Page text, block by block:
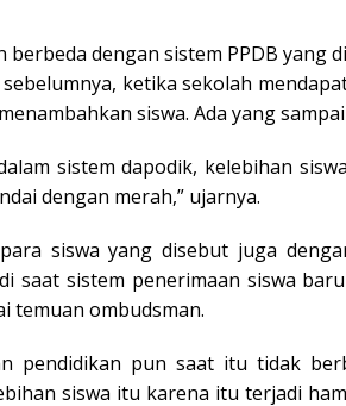
berbeda dengan sistem PPDB yang
sebelumnya, ketika sekolah
siswa. Ada yang
sistem dapodik, kelebihan
dengan merah,” ujarnya.
siswa yang disebut juga
saat sistem penerimaan siswa
temuan ombudsman.
pendidikan pun saat itu tidak
siswa itu karena itu terjadi